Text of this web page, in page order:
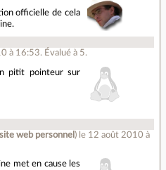
officielle de cela
à 16:53. Évalué à 5.
pitit pointeur sur
site web personnel ) le 12 août 2010 à
met en cause les